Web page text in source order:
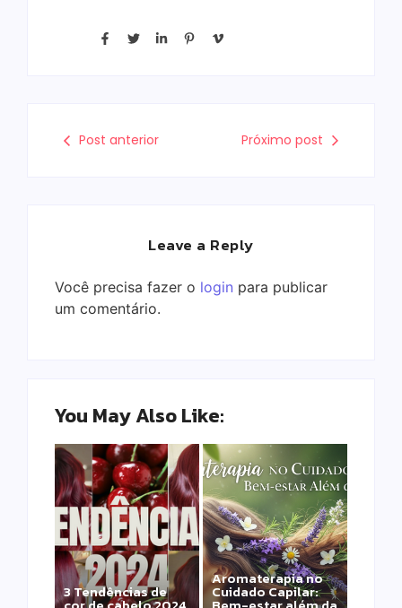
Post anterior Próximo post
Leave a Reply
Você precisa fazer o login para publicar
um comentário.
You May Also Like:
3 Tendências de
Aromaterapia no
Cuidado Capilar:
Detox Capilar: Por
que remover